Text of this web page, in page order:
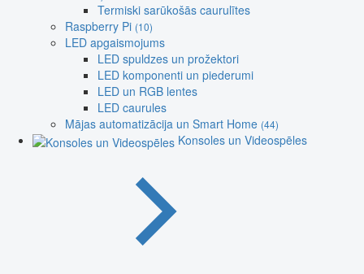
Termiski sarūkošās caurulītes
Raspberry Pi (10)
LED apgaismojums
LED spuldzes un prožektori
LED komponenti un piederumi
LED un RGB lentes
LED caurules
Mājas automatizācija un Smart Home (44)
Konsoles un Videospēles